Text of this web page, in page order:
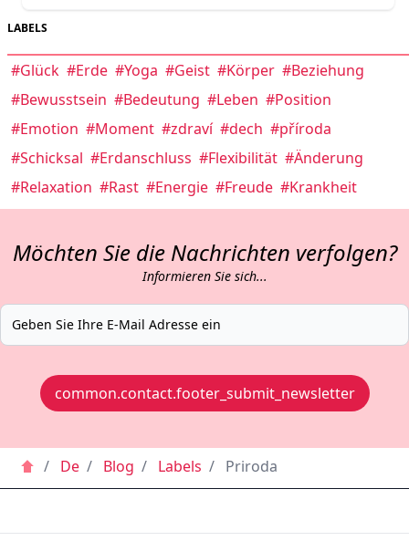
LABELS
#Glück #Erde #Yoga #Geist #Körper #Beziehung
#Bewusstsein #Bedeutung #Leben #Position
#Emotion #Moment #zdraví #dech #příroda
#Schicksal #Erdanschluss #Flexibilität #Änderung
#Relaxation #Rast #Energie #Freude #Krankheit
Möchten Sie die Nachrichten verfolgen?
Informieren Sie sich...
common.contact.footer_submit_newsletter
/ De / Blog / Labels / Priroda